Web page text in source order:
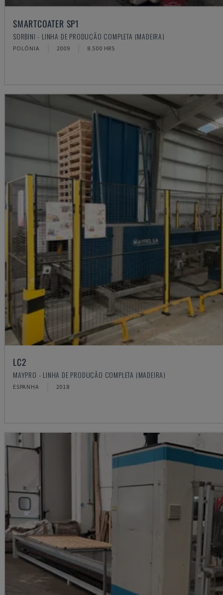
SMARTCOATER SP1
SORBINI - LINHA DE PRODUÇÃO COMPLETA (MADEIRA)
POLÓNIA 2009 8.500 HRS
LC2
MAYPRO - LINHA DE PRODUÇÃO COMPLETA (MADEIRA)
ESPANHA 2018